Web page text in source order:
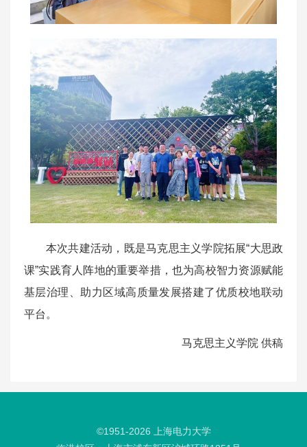
本次共建活动，既是马克思主义学院拓展“大思政
课”实践育人阵地的重要举措，也为高校智力资源赋能
基层治理、助力区域高质量发展搭建了优质校地联动
平台。
马克思主义学院 供稿
©1951-2026 上海电力大学